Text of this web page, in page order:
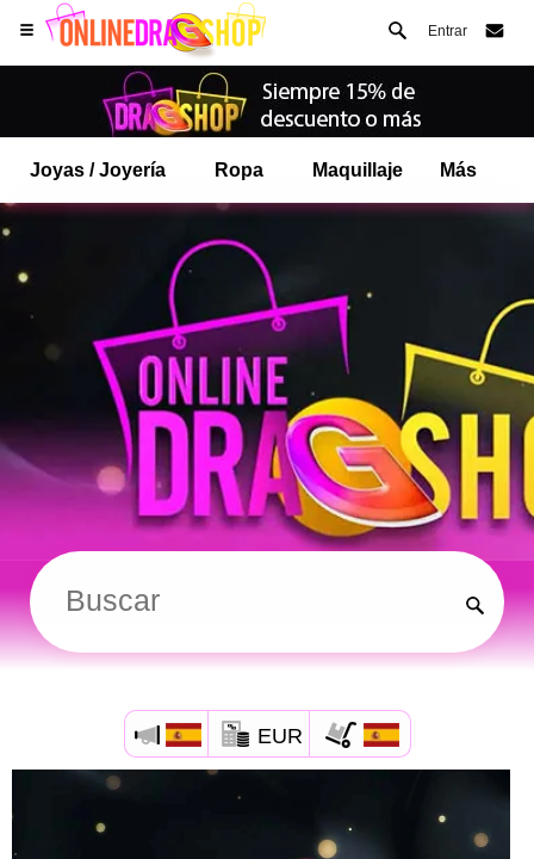
Entrar
Joyas / Joyería Ropa Maquillaje Más
EUR
Abre tu menú de Safari.
o toque el botón de safari como se muestra a la izquierda
y toca AÑADIR A LA PANTALLA DE INICIO
onlinedragshop ahora está instalado como APLICACIÓN